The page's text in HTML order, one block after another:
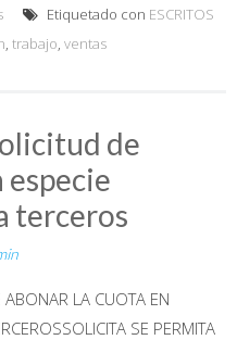
Etiquetado con ESCRITOS
, trabajo, ventas
de
especie
terceros
ABONAR LA CUOTA EN
SE PERMITA